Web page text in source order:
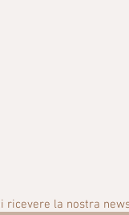
ricevere la nostra